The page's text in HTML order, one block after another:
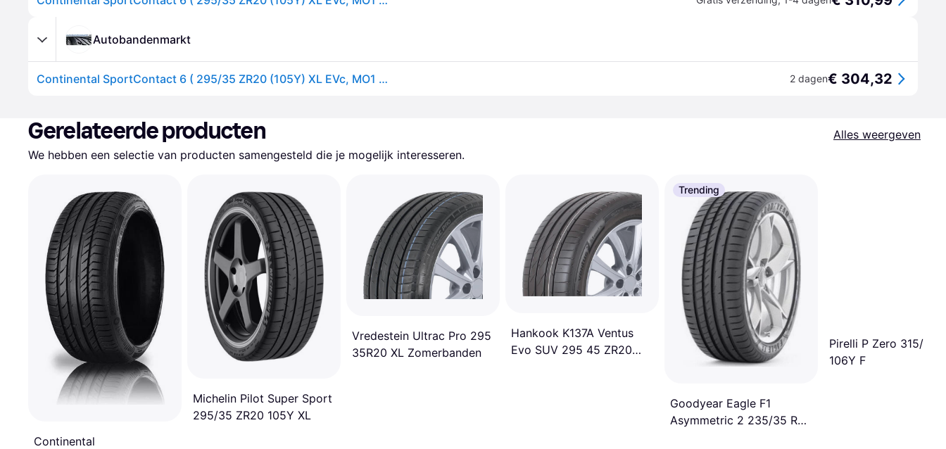
Autobandenmarkt
Continental SportContact 6 ( 295/35 ZR20 (105Y) XL EVc, MO1 B, met velgrandbescherming ) 2 dagen€ 304,32
Gerelateerde producten
Alles weergeven
We hebben een selectie van producten samengesteld die je mogelijk interesseren.
Continental
Michelin Pilot Super Sport
295/35 ZR20 105Y XL
Vredestein Ultrac Pro 295
35R20 XL Zomerbanden
Hankook K137A Ventus
Evo SUV 295 45 ZR20
Trending
Goodyear Eagle F1
Asymmetric 2 235/35 R20
Pirelli P Zero 315/35
106Y F